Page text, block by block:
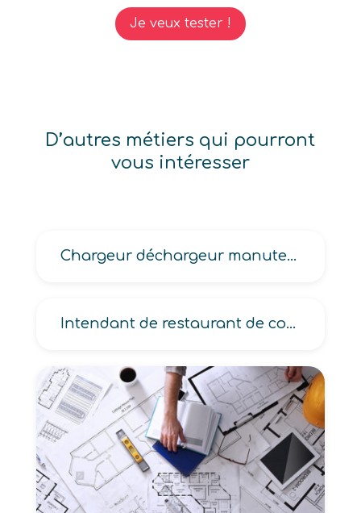
Je veux tester !
D’autres métiers qui pourront
vous intéresser
Chargeur déchargeur manutentionnaire
Intendant de restaurant de collectivité